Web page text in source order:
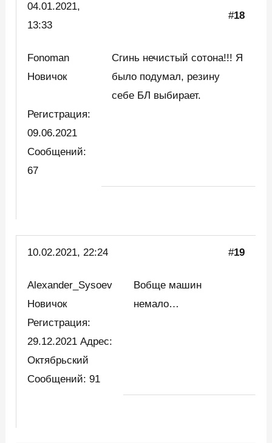
04.01.2021,
13:33
#18
Fonoman
Новичок
Регистрация:
09.06.2021
Сообщений:
67
Сгинь нечистый сотона!!! Я
было подумал, резину
себе БЛ выбирает.
10.02.2021, 22:24 #19
Alexander_Sysoev
Новичок
Регистрация:
29.12.2021 Адрес:
Октябрьский
Сообщений: 91
Вобще машин
немало…